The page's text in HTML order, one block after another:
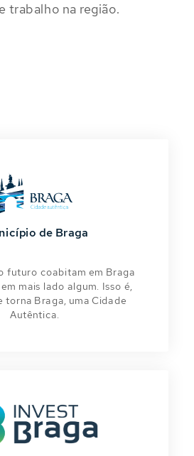
trabalho na região.
de Braga
futuro coabitam em Braga
mais lado algum. Isso é,
torna Braga, uma Cidade
Autêntica.